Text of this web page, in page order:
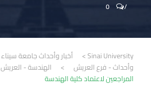
0
Sinai University
> أخبار وأحداث جامعة سيناء
وأحداث - فرع العريش
> الهندسة - العريش
المراجعين لاعتماد كلية الهندسة